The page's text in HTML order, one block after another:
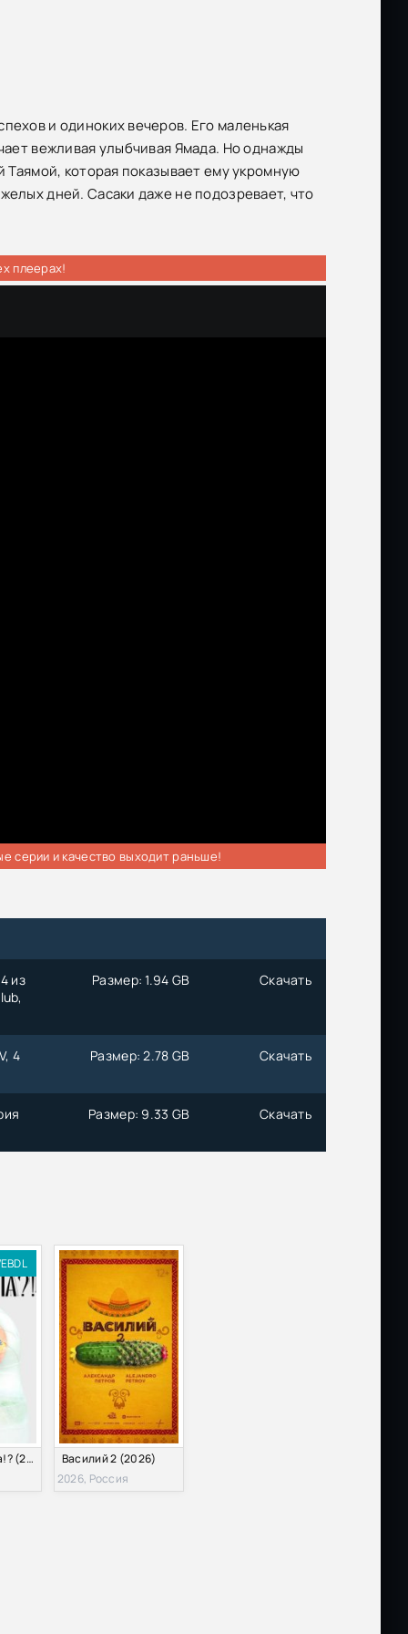
и одиноких вечеров. Его маленькая
вежливая улыбчивая Ямада. Но однажды
Таямой, которая показывает ему укромную
дней. Сасаки даже не подозревает, что
плеерах!
серии и качество выходит раньше!
из
Размер: 1.94 GB Скачать
4
Размер: 2.78 GB Скачать
Размер: 9.33 GB Скачать
Что я наделала!? (2026)
Василий 2 (2026)
2026, Россия